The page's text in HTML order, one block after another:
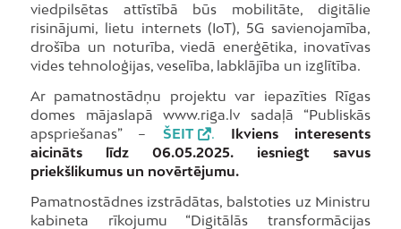
viedpilsētas attīstībā būs mobilitāte, digitālie
risinājumi, lietu internets (IoT), 5G savienojamība,
drošība un noturība, viedā enerģētika, inovatīvas
vides tehnoloģijas, veselība, labklājība un izglītība.
Ar pamatnostādņu projektu var iepazīties Rīgas
domes mājaslapā www.riga.lv sadaļā “Publiskās
apspriešanas” – ŠEIT .
Ikviens interesents
aicināts līdz 06.05.2025. iesniegt savus
priekšlikumus un novērtējumu.
Pamatnostādnes izstrādātas, balstoties uz Ministru
kabineta rīkojumu “Digitālās transformācijas